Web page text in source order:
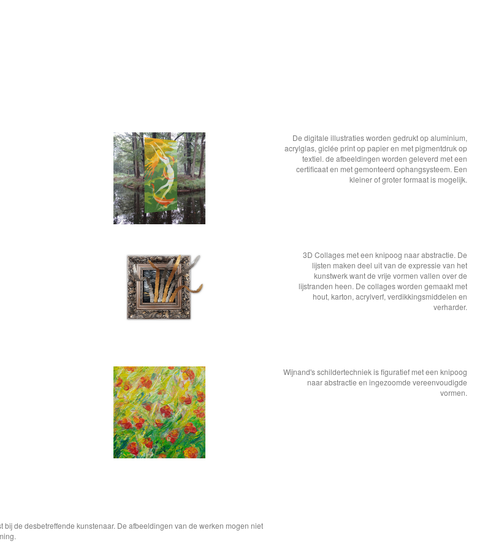
De digitale illustraties worden gedrukt op aluminium,
acrylglas, giclée print op papier en met pigmentdruk op
textiel. de afbeeldingen worden geleverd met een
certificaat en met gemonteerd ophangsysteem. Een
kleiner of groter formaat is mogelijk.
3D Collages met een knipoog naar abstractie. De
lijsten maken deel uit van de expressie van het
kunstwerk want de vrije vormen vallen over de
lijstranden heen. De collages worden gemaakt met
hout, karton, acrylverf, verdikkingsmiddelen en
verharder.
Wijnand's schildertechniek is figuratief met een knipoog
naar abstractie en ingezoomde vereenvoudigde
vormen.
de desbetreffende kunstenaar. De afbeeldingen van de werken mogen niet